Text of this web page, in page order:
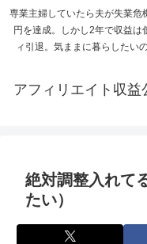
専業主婦していたら夫が失業
円を達成。しかし2年で収益
ィ引退。気ままに暮らしたい
アフィリエイト収
絶対調整入れて
たい）